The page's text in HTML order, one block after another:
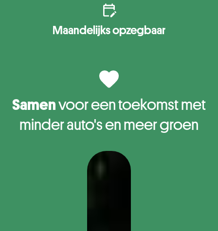
Maandelijks opzegbaar
Samenvoor een toekomst met
minder auto's en meer groen